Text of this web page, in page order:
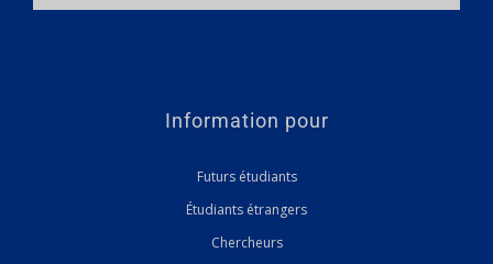
Information pour
Futurs étudiants
Étudiants étrangers
Chercheurs